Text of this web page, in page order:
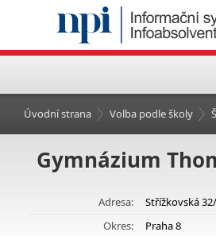
Úvodní strana Volba podle školy
Gymnázium
Adresa:
Střížkovská
Okres:
Praha 8